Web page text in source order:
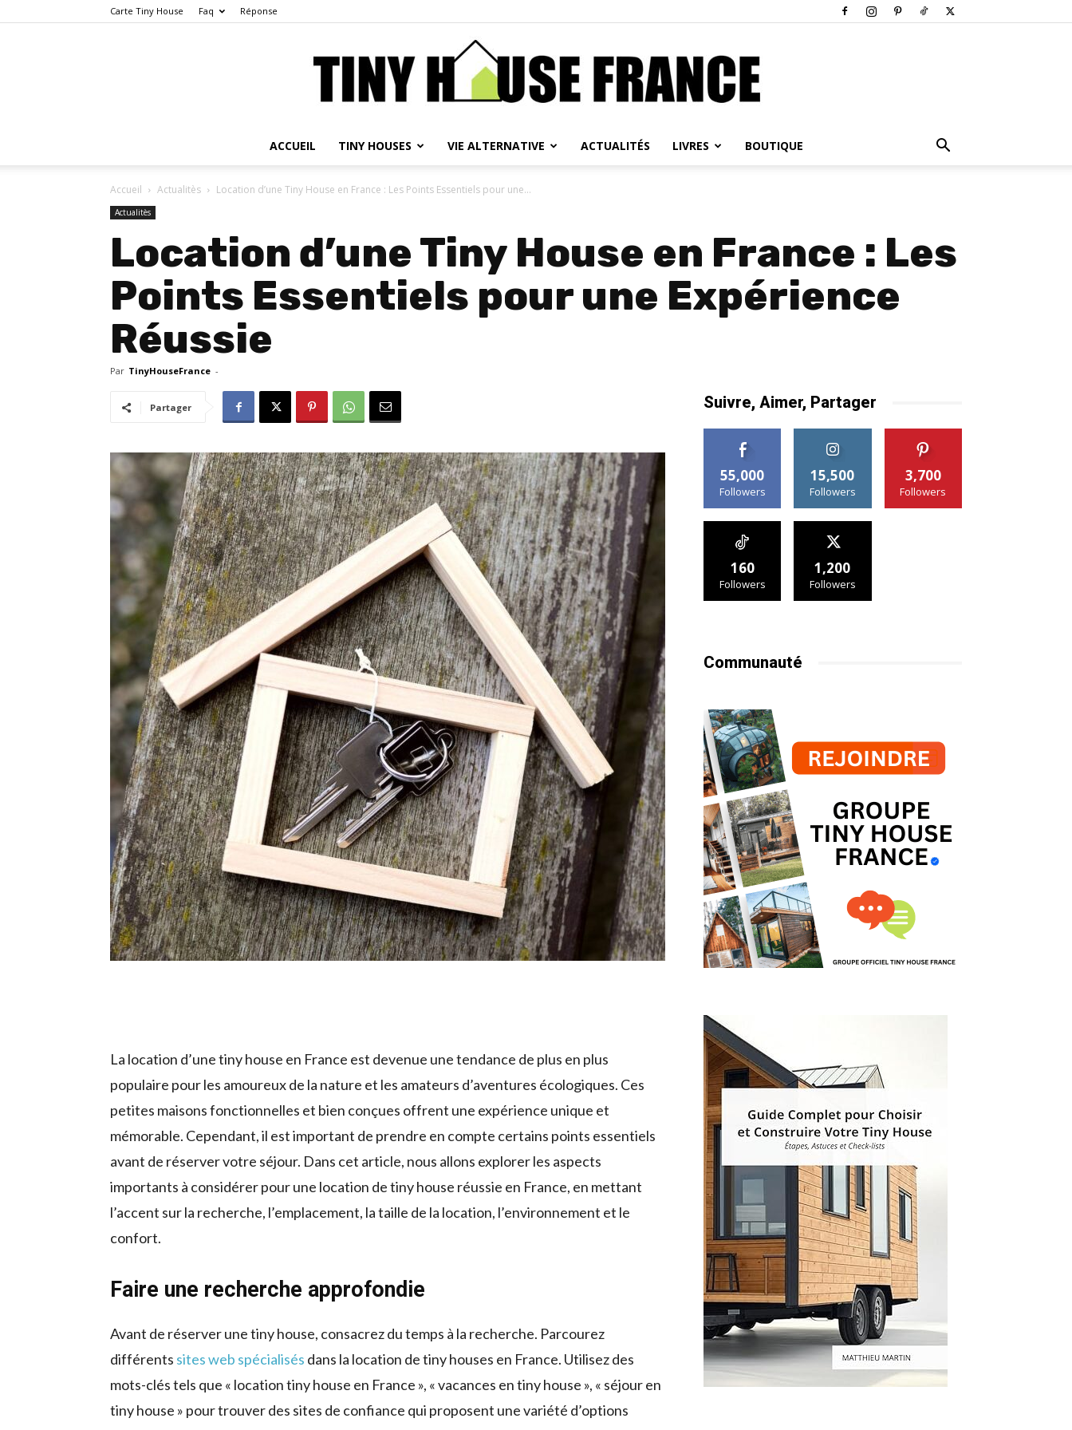
Carte Tiny House Faq Réponse
House
ACCUEIL TINY HOUSES VIE ALTERNATIVE ACTUALITÉS LIVRES BOUTIQUE
Accueil Actualitès Location d’une Tiny House en France : Les Points Essentiels pour une...
Actualitès
Location d’une Tiny House en France : Les
Points Essentiels pour une Expérience
Réussie
Par TinyHouseFrance -
Partager
La location d’une tiny house en France est devenue une tendance de plus en plus
populaire pour les amoureux de la nature et les amateurs d’aventures écologiques. Ces
petites maisons fonctionnelles et bien conçues offrent une expérience unique et
mémorable. Cependant, il est important de prendre en compte certains points essentiels
avant de réserver votre séjour. Dans cet article, nous allons explorer les aspects
importants à considérer pour une location de tiny house réussie en France, en mettant
l’accent sur la recherche, l’emplacement, la taille de la location, l’environnement et le
confort.
Faire une recherche approfondie
Avant de réserver une tiny house, consacrez du temps à la recherche. Parcourez
différents sites web spécialisés dans la location de tiny houses en France. Utilisez des
mots-clés tels que « location tiny house en France », « vacances en tiny house », « séjour en
tiny house » pour trouver des sites de confiance qui proposent une variété d’options
Suivre, Aimer, Partager
55,000
Followers
15,500
Followers
3,700
Followers
160
Followers
1,200
Followers
Communauté